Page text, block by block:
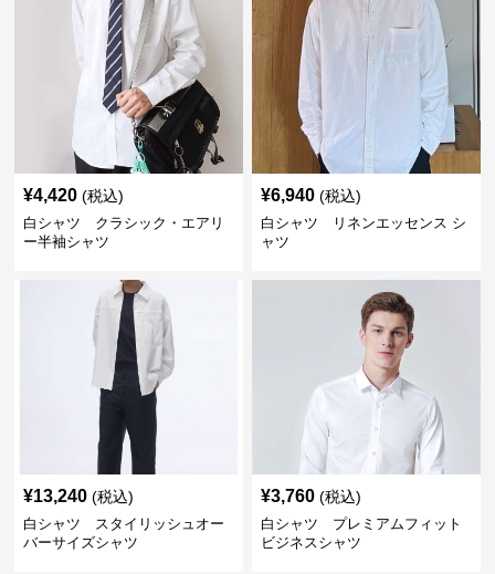
¥4,420 (税込)
白シャツ クラシック・エアリ
ー半袖シャツ
¥6,940 (税込)
白シャツ リネンエッセンス シ
ャツ
¥13,240 (税込)
白シャツ スタイリッシュオー
バーサイズシャツ
¥3,760 (税込)
白シャツ プレミアムフィット
ビジネスシャツ